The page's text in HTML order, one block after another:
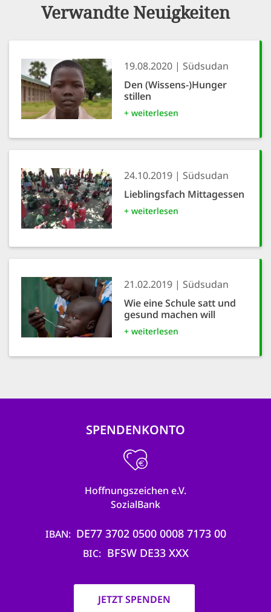
Verwandte Neuigkeiten
19.08.2020
Südsudan
Den (Wissens-)Hunger
stillen
+ weiterlesen
24.10.2019
Südsudan
Lieblingsfach Mittagessen
+ weiterlesen
21.02.2019
Südsudan
Wie eine Schule satt und
gesund machen will
+ weiterlesen
SPENDENKONTO
Hoffnungszeichen e.V.
SozialBank
IBAN DE77 3702 0500 0008 7173 00
BIC BFSW DE33 XXX
JETZT SPENDEN